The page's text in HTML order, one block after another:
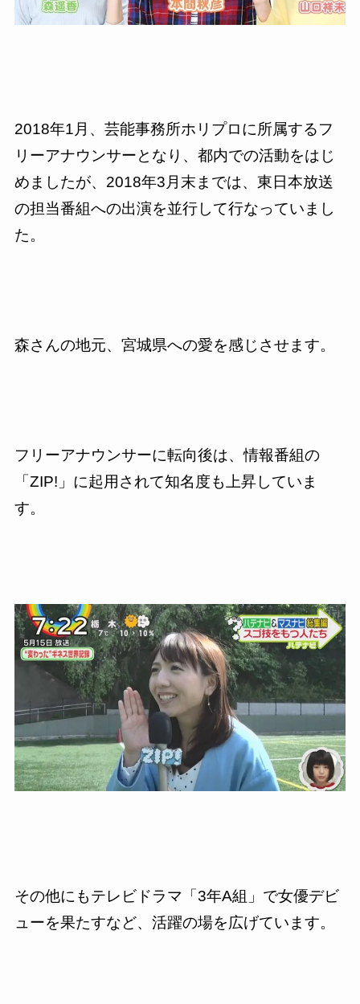
2018年1月、芸能事務所ホリプロに所属するフ
リーアナウンサーとなり、都内での活動をはじ
めましたが、2018年3月末までは、東日本放送
の担当番組への出演を並行して行なっていまし
た。
森さんの地元、宮城県への愛を感じさせます。
フリーアナウンサーに転向後は、情報番組の
「ZIP!」に起用されて知名度も上昇していま
す。
その他にもテレビドラマ「3年A組」で女優デビ
ューを果たすなど、活躍の場を広げています。